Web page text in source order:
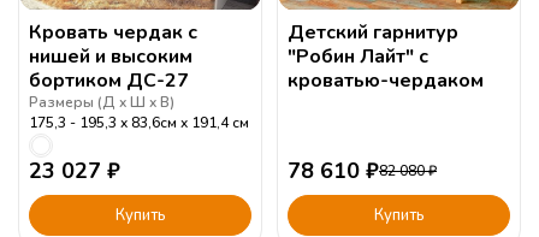
Кровать чердак с
нишей и высоким
бортиком ДС-27
Размеры (Д Ш В)
175,3 - 195,3
83,6см 191,4 см
23 027 ₽
Купить
Детский гарнитур
"Робин Лайт" с
кроватью-чердаком
78 610 ₽82 080₽
Купить